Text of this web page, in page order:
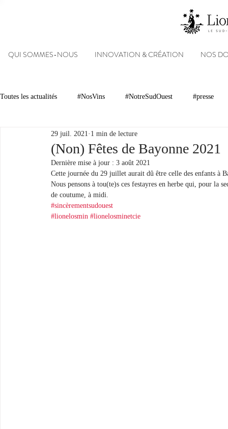
QUI SOMMES-NOUS INNOVATION & CRÉATION NOS
Toutes les actualités #NosVins #NotreSudOuest #presse
Chambre d’Amour Vins Armagnacs
Dégustations Evénements Réseaux sociaux
#NosDomaines
(Non) Fêtes de Bayonne 2021
29 juil. 2021 1 min de lecture
Dernière mise à jour : 3 août 2021
Cette journée du 29 juillet aurait dû être celle des enfants à
Nous pensons à tou(te)s ces festayres en herbe qui, pour la
de coutume, à midi.
#sincèrementsudouest
#lionelosmin #lionelosminetcie